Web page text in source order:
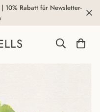
10% Rabatt für Newsletter-